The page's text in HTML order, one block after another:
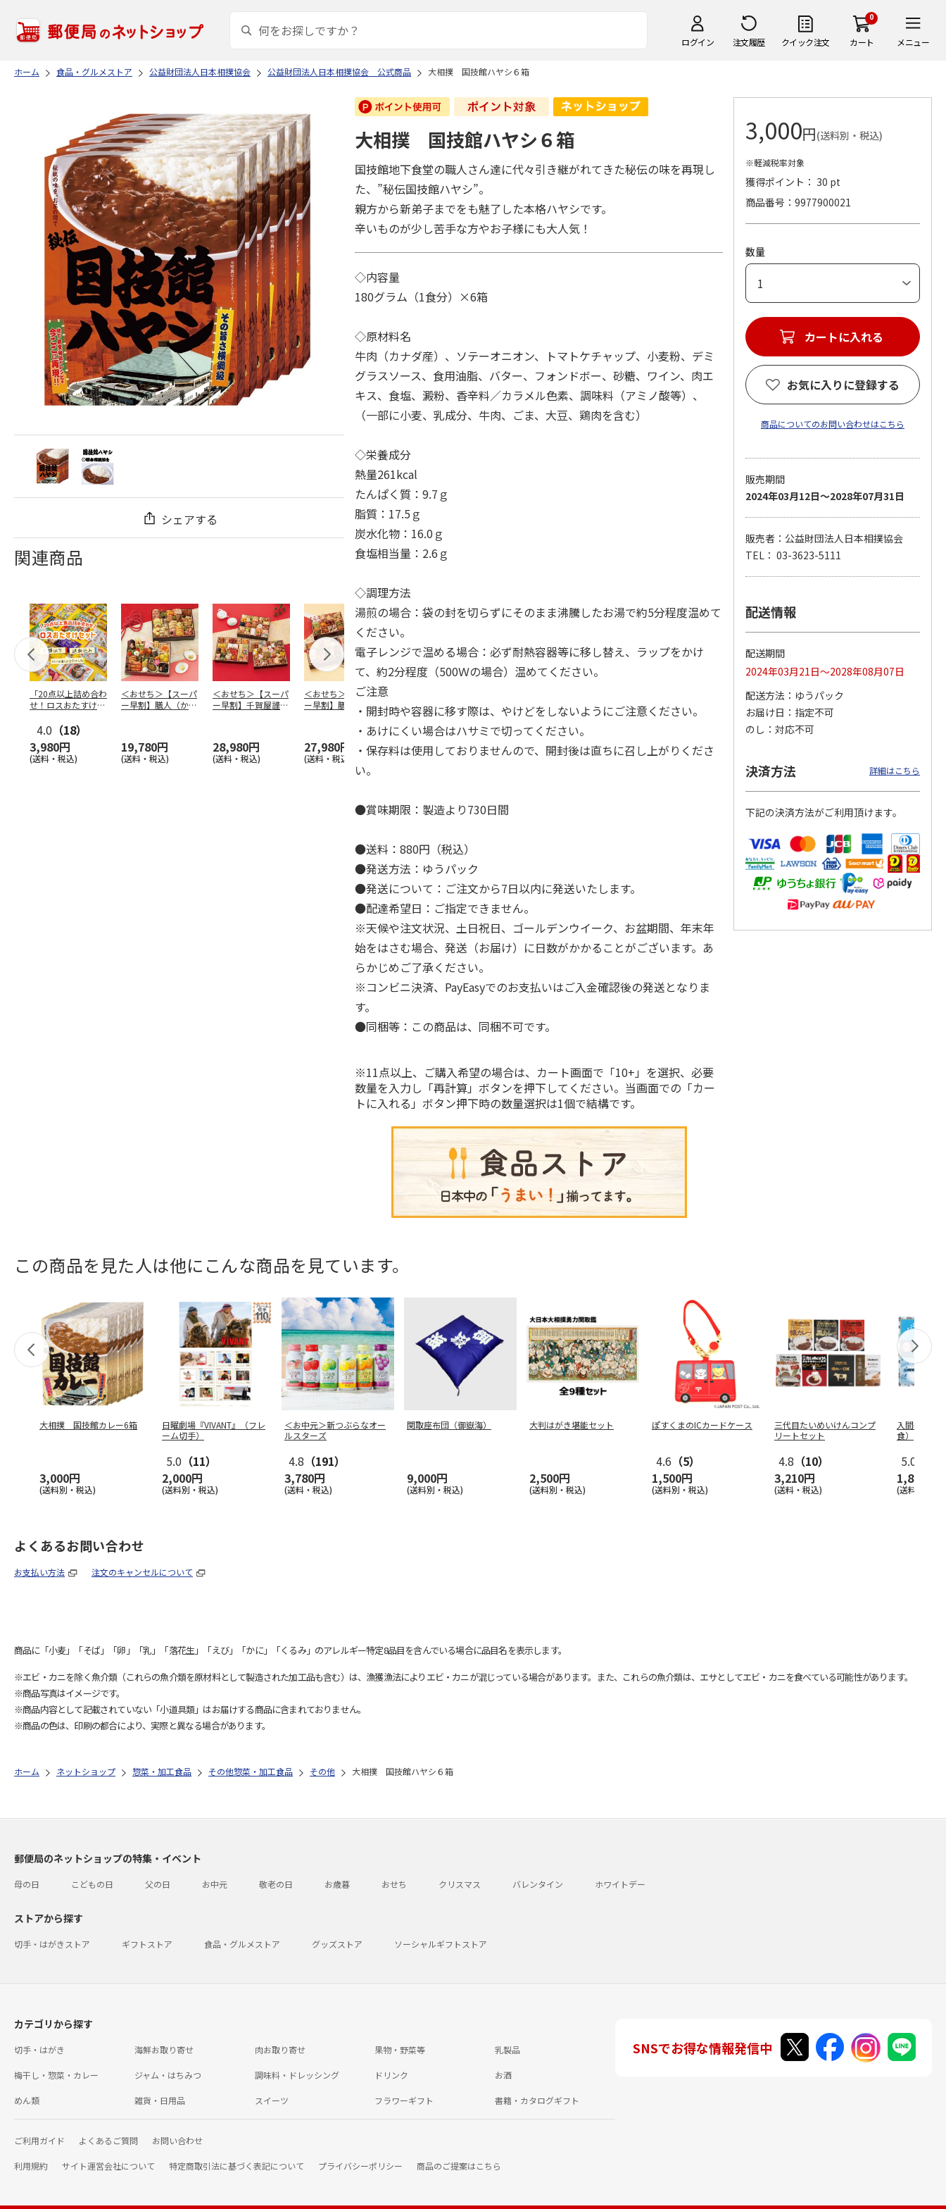
ログイン 注文履歴 クイック注文
0
カート メニュー
ホーム 食品・グルメストア 公益財団法人日本相撲協会 公益財団法人日本相撲協会 公式商品 大相撲 国技館ハヤシ６箱
シェアする
関連商品
「20点以上詰め合わ
せ！ロスおたすけセ
4.0 （18）
3,980円
(送料・税込)
＜おせち＞【スーパ
ー早割】膳人（かし
19,780円
(送料・税込)
＜おせち＞【スーパ
ー早割】千賀屋謹
28,980円
(送料・税込)
＜おせち＞【スーパ
ー早割】膳人（かし
はびと） 和洋中三
27,980円
(送料・税込)
おせち早割 札幌市
中央卸売市場発 彩
膳
15,000円
(送料・税込)
おせち早割 蟹と肉
オードブルおせち
22,180円
(送料・税込)
おせち早割 札幌市
中央卸売市場発 北
22,700円
(送料・税込)
＜おせち＞【冷凍】
おせち早割 札幌市
中央卸売市場発 北
20,300円
(送料・税込)
＜おせち＞【冷凍】
中央卸売市場発 北
の漁…
大相撲 国技館ハヤシ６箱
国技館地下食堂の職人さん達に代々引き継がれてきた秘伝の味を再現し
た、”秘伝国技館ハヤシ”。
親方から新弟子までをも魅了した本格ハヤシです。
辛いものが少し苦手な方やお子様にも大人気！
◇内容量
180グラム（1食分）×6箱
◇原材料名
牛肉（カナダ産）、ソテーオニオン、トマトケチャップ、小麦粉、デミ
グラスソース、食用油脂、バター、フォンドボー、砂糖、ワイン、肉エ
キス、食塩、澱粉、香辛料／カラメル色素、調味料（アミノ酸等）、
（一部に小麦、乳成分、牛肉、ごま、大豆、鶏肉を含む）
◇栄養成分
熱量261kcal
たんぱく質：9.7ｇ
脂質：17.5ｇ
炭水化物：16.0ｇ
食塩相当量：2.6ｇ
◇調理方法
湯煎の場合：袋の封を切らずにそのまま沸騰したお湯で約5分程度温めて
ください。
電子レンジで温める場合：必ず耐熱容器等に移し替え、ラップをかけ
て、約2分程度（500Ｗの場合）温めてください。
ご注意
・開封時や容器に移す際は、やけどをしないようにご注意ください。
・あけにくい場合はハサミで切ってください。
・保存料は使用しておりませんので、開封後は直ちに召し上がりくださ
い。
●賞味期限：製造より730日間
●送料：880円（税込）
●発送方法：ゆうパック
●発送について：ご注文から7日以内に発送いたします。
●配達希望日：ご指定できません。
※天候や注文状況、土日祝日、ゴールデンウイーク、お盆期間、年末年
始をはさむ場合、発送（お届け）に日数がかかることがございます。あ
らかじめご了承ください。
※コンビニ決済、PayEasyでのお支払いはご入金確認後の発送となりま
す。
●同梱等：この商品は、同梱不可です。
※11点以上、ご購入希望の場合は、カート画面で「10+」を選択、必要
数量を入力し「再計算」ボタンを押下してください。当画面での「カー
トに入れる」ボタン押下時の数量選択は1個で結構です。
3,000円(送料別・税込)
※軽減税率対象
獲得ポイント： 30 pt
商品番号
9977900021
数量
カートに入れる
お気に入りに登録する
商品についてのお問い合わせはこちら
販売期間
2024年03月12日～2028年07月31日
販売者：公益財団法人日本相撲協会
TEL： 03-3623-5111
配送情報
配送期間
2024年03月21日～2028年08月07日
配送方法
ゆうパック
お届け日
指定不可
のし
対応不可
決済方法 詳細はこちら
下記の決済方法がご利用頂けます。
この商品を見た人は他にこんな商品を見ています。
大相撲 国技館カレー6箱
3,000円
(送料別・税込)
日曜劇場『VIVANT』（フレ
ーム切手）
5.0 （11）
2,000円
(送料別・税込)
＜お中元＞新つぶらなオー
ルスターズ
4.8 （191）
3,780円
(送料・税込)
関取座布団（御嶽海）
9,000円
(送料別・税込)
大判はがき堪能セット
2,500円
(送料別・税込)
ぽすくまのICカードケース
4.6 （5）
1,500円
(送料別・税込)
三代目たいめいけんコンプ
リートセット
4.8 （10）
3,210円
(送料・税込)
入間基地カ
食）
5.0
1,850円
(送料・税込)
よくあるお問い合わせ
お支払い方法 注文のキャンセルについて
商品に「小麦」「そば」「卵」「乳」「落花生」「えび」「かに」「くるみ」のアレルギー特定8品目を含んでいる場合に品目名を表示します。
※エビ・カニを除く魚介類（これらの魚介類を原材料として製造された加工品も含む）は、漁獲漁法によりエビ・カニが混じっている場合があります。また、これらの魚介類は、エサとしてエビ・カニを食べている可能性があります。
※商品写真はイメージです。
※商品内容として記載されていない「小道具類」はお届けする商品に含まれておりません。
※商品の色は、印刷の都合により、実際と異なる場合があります。
ホーム ネットショップ 惣菜・加工食品 その他惣菜・加工食品 その他 大相撲 国技館ハヤシ６箱
郵便局のネットショップの特集・イベント
母の日 こどもの日 父の日 お中元 敬老の日 お歳暮 おせち クリスマス バレンタイン ホワイトデー
ストアから探す
切手・はがきストア ギフトストア 食品・グルメストア グッズストア ソーシャルギフトストア
カテゴリから探す
切手・はがき 海鮮お取り寄せ 肉お取り寄せ 果物・野菜等 乳製品
梅干し・惣菜・カレー ジャム・はちみつ 調味料・ドレッシング ドリンク お酒
めん類 雑貨・日用品 スイーツ フラワーギフト 書籍・カタログギフト
ご利用ガイド よくあるご質問 お問い合わせ
利用規約 サイト運営会社について 特定商取引法に基づく表記について プライバシーポリシー 商品のご提案はこちら
SNSでお得な情報発信中